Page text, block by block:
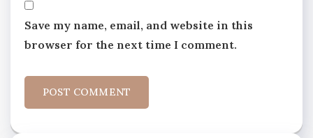
Save my name, email, and website in this
browser for the next time I comment.